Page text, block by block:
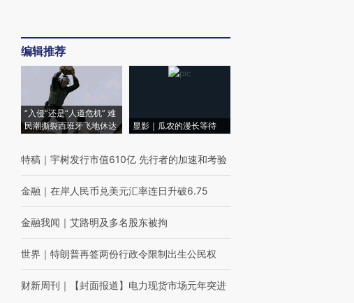
编辑推荐
“入侵”还是“人道危机” 难
民潮撕裂西班牙飞地休达
显影｜瓜农的漫长等待
特稿 ｜ 宇树发行市值610亿 先行者的加速和考验
金融 ｜ 在岸人民币兑美元汇率连日升破6.75
金融我闻 ｜ 艾路明及多名股东被拘
世界 ｜ 特朗普再签两份行政令限制出生公民权
财新周刊 ｜ 【封面报道】电力现货市场元年突进